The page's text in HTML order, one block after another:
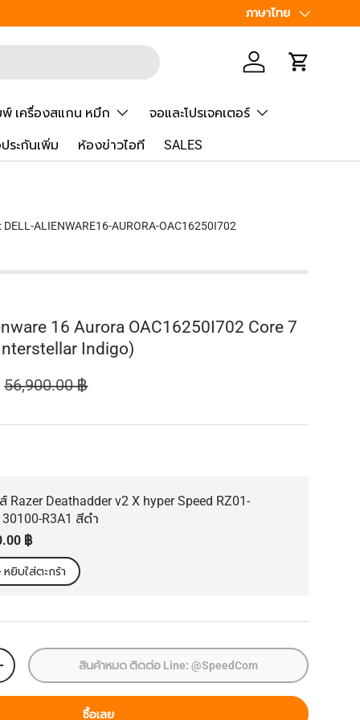
เพิ่มเพื่อนLine
ภาษา
ภาษาไทย
เข้าสู่ระบบรถเข็น
พ์ เครื่องสแกน หมึก จอและโปรเจคเตอร์
ระกันเพิ่ม ห้องข่าวไอที SALES
DELL-ALIENWARE16-AURORA-OAC16250I702
16 Aurora OAC16250I702 Core 7
Indigo)
ราคาปกติ
56,900.00 ฿
Razer Deathadder v2 X hyper Speed RZ01-
R3A1 สีดำ
าปกติ
฿
หยิบใส่ตะกร้า
พิ่มจำนวน สินค้าหมด ติดต่อ Line: @SpeedCom
ซื้อเลย